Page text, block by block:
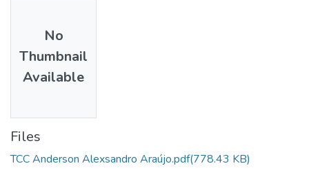
No
Thumbnail
Available
Files
TCC Anderson Alexsandro Araújo.pdf(778.43 KB)